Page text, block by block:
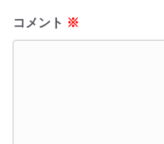
コメント ※